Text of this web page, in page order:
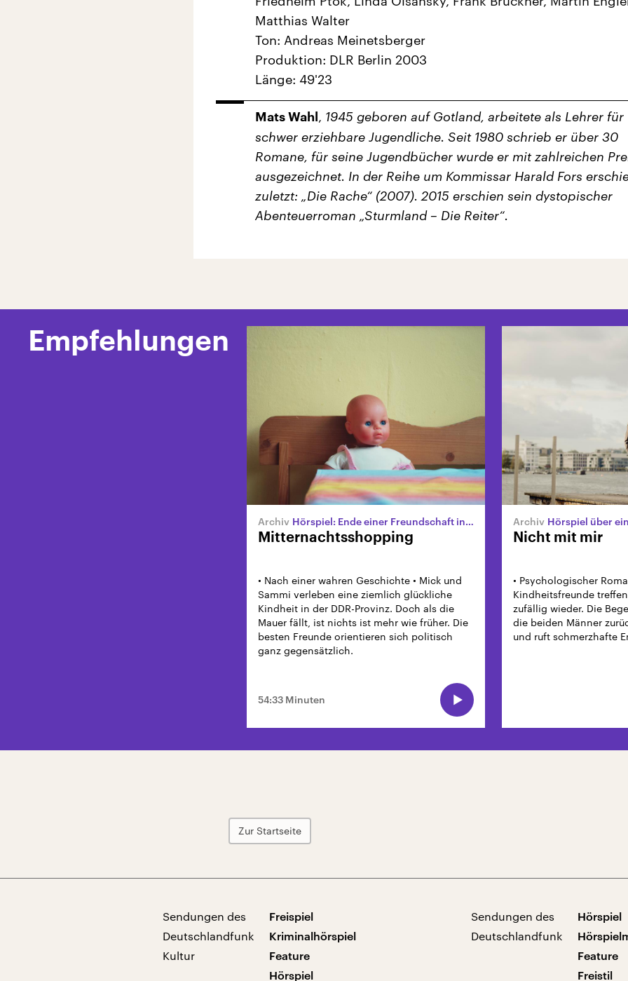
Matthias Walter
Ton: Andreas Meinetsberger
Produktion: DLR Berlin 2003
Länge: 49'23
Mats Wahl , 1945 geboren auf Gotland, arbeitete als Lehrer für
schwer erziehbare Jugendliche. Seit 1980 schrieb er über 30
Romane, für seine Jugendbücher wurde er mit zahlreichen
ausgezeichnet. In der Reihe um Kommissar Harald Fors
zuletzt: „Die Rache“ (2007). 2015 erschien sein dystopischer
Abenteuerroman „Sturmland – Die Reiter“.
Empfehlungen
Hörspiel: Ende einer Freundschaft in der Wendezeit
Mitternachtsshopping
• Nach einer wahren Geschichte • Mick und
Sammi verleben eine ziemlich glückliche
Kindheit in der DDR-Provinz. Doch als die
Mauer fällt, ist nichts ist mehr wie früher. Die
besten Freunde orientieren sich politisch
ganz gegensätzlich.
54:33 Minuten
Hörspiel über eine
Nicht mit mir
• Psychologischer
Kindheitsfreunde
zufällig wieder. Die
die beiden Männer
und ruft schmerzhafte
Zur Startseite
Sendungen des
Deutschlandfunk
Kultur
Freispiel
Kriminalhörspiel
Feature
Hörspiel
Sendungen des
Deutschlandfunk
Hörspiel
Feature
Freistil